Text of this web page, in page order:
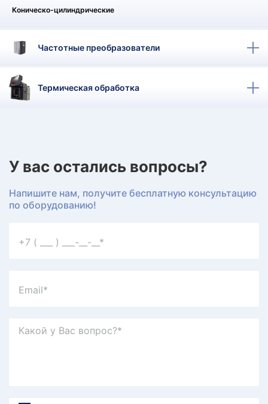
Коническо-цилиндрические
Частотные преобразователи
Термическая обработка
У вас остались вопросы?
Напишите нам, получите бесплатную консультацию
по оборудованию!